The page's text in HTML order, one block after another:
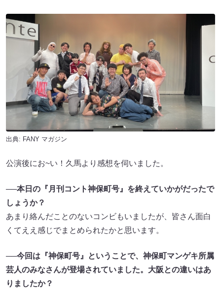
出典: FANY マガジン
公演後にお~い！久馬より感想を伺いました。
──本日の『月刊コント神保町号』を終えていかがだったで
しょうか？
あまり絡んだことのないコンビもいましたが、皆さん面白
くてええ感じでまとめられたかと思います。
──今回は『神保町号』ということで、神保町マンゲキ所属
芸人のみなさんが登場されていました。大阪との違いはあ
りましたか？